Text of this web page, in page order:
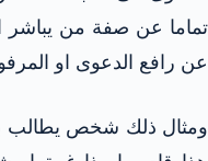
تماما عن صفة من يباشر
عن رافع الدعوى او
ومثال ذلك شخص يطالب